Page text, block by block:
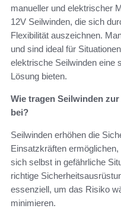
manueller und elektrischer
12V Seilwinden, die sich
Flexibilität auszeichnen.
und sind ideal für
elektrische Seilwinden eine
Lösung bieten.
Wie tragen Seilwinden
bei?
Seilwinden erhöhen die
Einsatzkräften
sich selbst in gefährliche
richtige
essenziell, um das Risiko
minimieren.